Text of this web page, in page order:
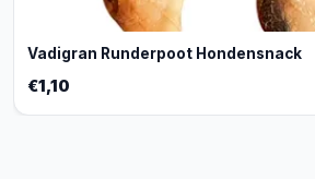
Vadigran Runderpoot Hondensnack
€1,10